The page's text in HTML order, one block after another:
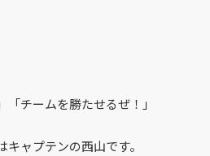
「チームを勝たせるぜ！」
ャプテンの西山です。